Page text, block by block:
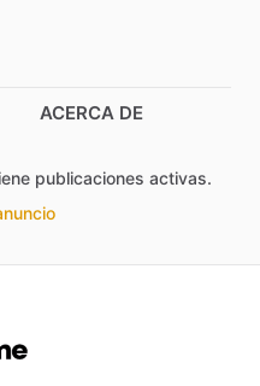
ACERCA DE
publicaciones activas.